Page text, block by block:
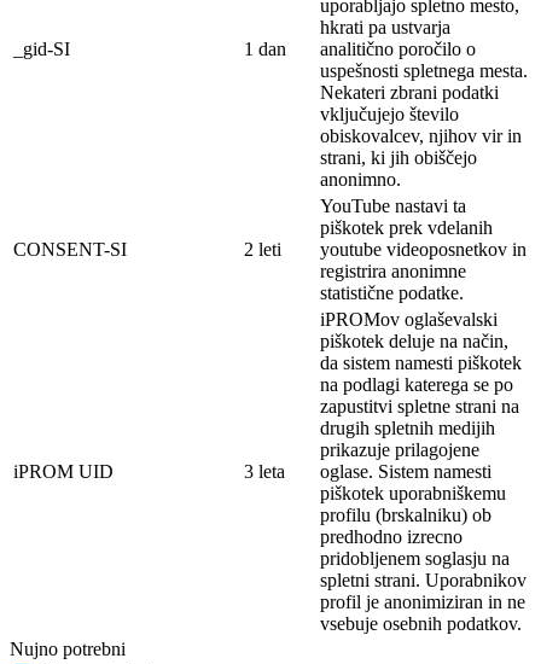
_gid-SI 1 dan
uporabljajo spletno mesto,
hkrati pa ustvarja
analitično poročilo o
uspešnosti spletnega mesta.
Nekateri zbrani podatki
vključujejo število
obiskovalcev, njihov vir in
strani, ki jih obiščejo
anonimno.
CONSENT-SI 2 leti
YouTube nastavi ta
piškotek prek vdelanih
youtube videoposnetkov in
registrira anonimne
statistične podatke.
iPROM UID 3 leta
iPROMov oglaševalski
piškotek deluje na način,
da sistem namesti piškotek
na podlagi katerega se po
zapustitvi spletne strani na
drugih spletnih medijih
prikazuje prilagojene
oglase. Sistem namesti
piškotek uporabniškemu
profilu (brskalniku) ob
predhodno izrecno
pridobljenem soglasju na
spletni strani. Uporabnikov
profil je anonimiziran in ne
vsebuje osebnih podatkov.
Nujno potrebni